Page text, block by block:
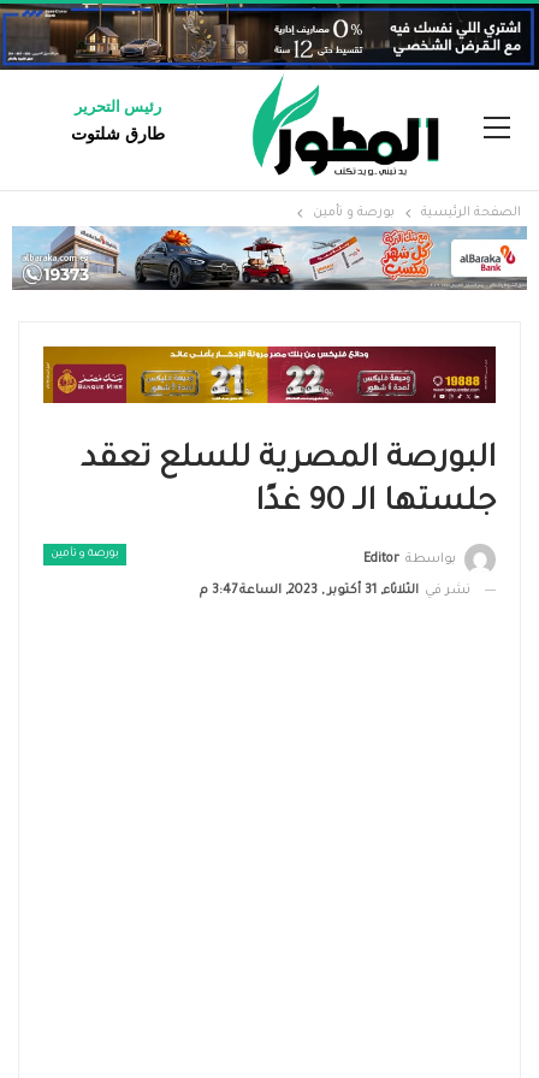
رئيس التحرير
طارق شلتوت
الصفحة الرئيسية بورصة و تأمين
البورصة المصرية للسلع تعقد
جلستها الـ 90 غدًا
بورصة و تأمين بواسطة Editor
نشر في الثلاثاء, 31 أكتوبر , 2023, الساعة 3:47 م